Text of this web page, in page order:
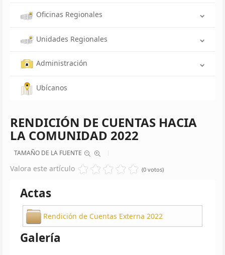
Oficinas Regionales
Unidades Regionales
Administración
Ubícanos
RENDICIÓN DE CUENTAS HACIA
LA COMUNIDAD 2022
TAMAÑO DE LA FUENTE
Valora este artículo (0 votos)
Actas
Rendición de Cuentas Externa 2022
Galería